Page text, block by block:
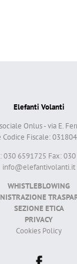
Elefanti Volanti
Onlus - via E.
Codice Fiscale:
030 6591725 Fax:
info@elefantivolanti.it
WHISTLEBLOWING
SEZIONE ETICA
PRIVACY
Cookies Policy